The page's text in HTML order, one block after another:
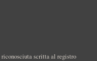
riconosciuta scritta al registro